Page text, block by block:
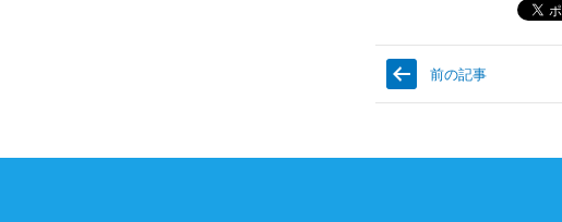
前の記事